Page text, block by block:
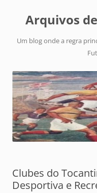
Arquivos
Um blog onde a regra
Clubes do
Desportiva e